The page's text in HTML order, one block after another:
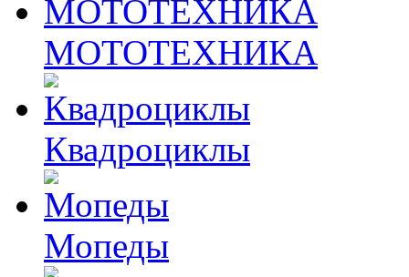
МОТОТЕХНИКА
Квадроциклы
Мопеды